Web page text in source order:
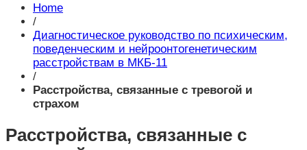
Home
/
Диагностическое руководство по психическим,
поведенческим и нейроонтогенетическим
расстройствам в МКБ-11
/
Расстройства, связанные с тревогой и
страхом
Расстройства, связанные с